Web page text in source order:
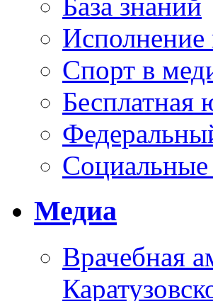
Исполнение
Спорт в
Бесплатная
Медиа
Врачебная